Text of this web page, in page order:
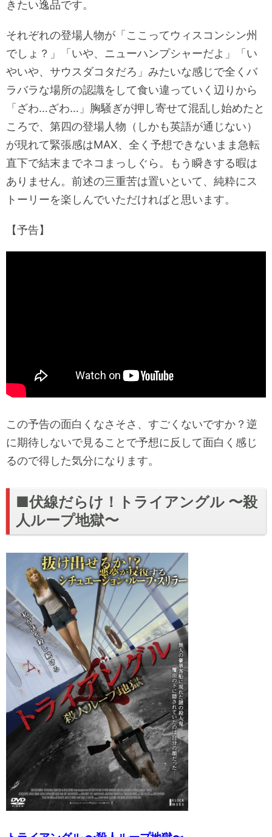
きたい逸品です。
それぞれの登場人物が「ここってウィスコンシン州
でしょ？」「いや、ニューハンプシャーだよ」「い
やいや、サウスダコタだろ」みたいな感じで全くバ
ラバラな場所の認識をして食い違っていく辺りから
「ざわ…ざわ…」胸騒ぎが押し寄せて混乱し始めたと
ころで、第四の登場人物（しかも英語が通じない）
が現れて緊張感はMAX、全く予想できないまま急転
直下で結末までネコまっしぐら。もう瞬きする暇は
ありません。前述の三重苦は置いといて、純粋にス
トーリーを楽しんでいただければと思います。
【予告】
この予告の面白くなさそさ、すごくないですか？逆
に期待しないで見ることで予想に反して面白く感じ
るので得した気分になります。
■伏線だらけ！トライアングル 〜殺
人ループ地獄〜